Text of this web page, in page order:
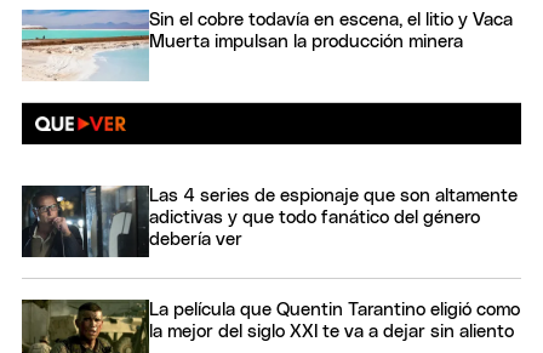
Sin el cobre todavía en escena, el litio y Vaca
Muerta impulsan la producción minera
Las 4 series de espionaje que son altamente
adictivas y que todo fanático del género
debería ver
La película que Quentin Tarantino eligió como
la mejor del siglo XXI te va a dejar sin aliento